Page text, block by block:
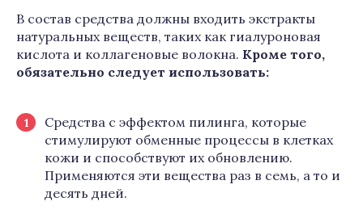
В состав средства должны входить экстракты
натуральных веществ, таких как гиалуроновая
кислота и коллагеновые волокна. Кроме того,
обязательно следует использовать:
Средства с эффектом пилинга, которые
стимулируют обменные процессы в клетках
кожи и способствуют их обновлению.
Применяются эти вещества раз в семь, а то и
десять дней.